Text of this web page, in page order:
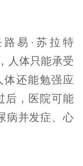
易·苏拉特
人体只能承受
体还能勉强应
后，医院可能
病并发症、心